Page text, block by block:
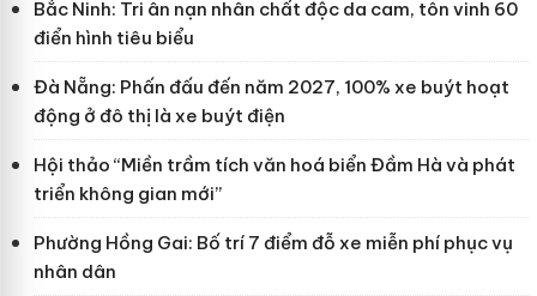
Bắc Ninh: Tri ân nạn nhân chất độc da cam, tôn vinh 60
điển hình tiêu biểu
Đà Nẵng: Phấn đấu đến năm 2027, 100% xe buýt hoạt
động ở đô thị là xe buýt điện
Hội thảo “Miền trầm tích văn hoá biển Đầm Hà và phát
triển không gian mới”
Phường Hồng Gai: Bố trí 7 điểm đỗ xe miễn phí phục vụ
nhân dân